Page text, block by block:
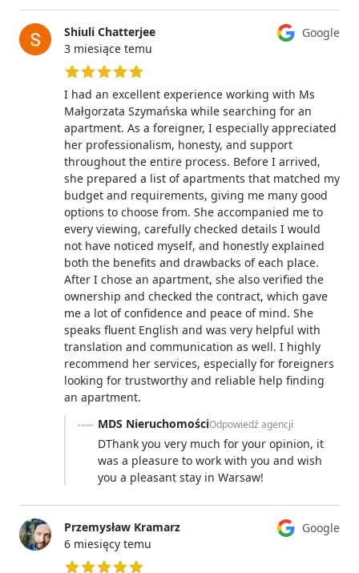
Google
Shiuli Chatterjee
3 miesiące temu
5 z 5 gwiazdek
I had an excellent experience working with Ms
Małgorzata Szymańska while searching for an
apartment. As a foreigner, I especially appreciated
her professionalism, honesty, and support
throughout the entire process. Before I arrived,
she prepared a list of apartments that matched my
budget and requirements, giving me many good
options to choose from. She accompanied me to
every viewing, carefully checked details I would
not have noticed myself, and honestly explained
both the benefits and drawbacks of each place.
After I chose an apartment, she also verified the
ownership and checked the contract, which gave
me a lot of confidence and peace of mind. She
speaks fluent English and was very helpful with
translation and communication as well. I highly
recommend her services, especially for foreigners
looking for trustworthy and reliable help finding
an apartment.
MDS NieruchomościOdpowiedź agencji
DThank you very much for your opinion, it
was a pleasure to work with you and wish
you a pleasant stay in Warsaw!
Google
Przemysław Kramarz
6 miesięcy temu